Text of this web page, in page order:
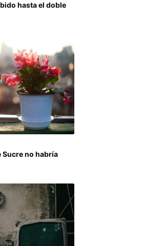
hasta el doble
no habría